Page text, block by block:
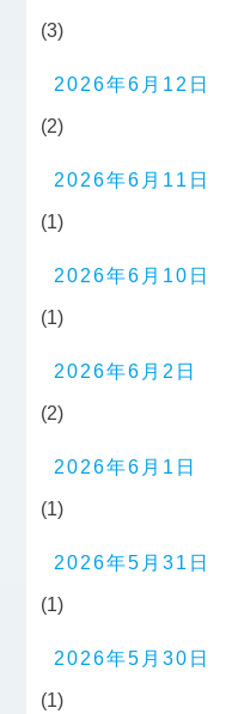
(3)
2026年6月12日
(2)
2026年6月11日
(1)
2026年6月10日
(1)
2026年6月2日
(2)
2026年6月1日
(1)
2026年5月31日
(1)
2026年5月30日
(1)